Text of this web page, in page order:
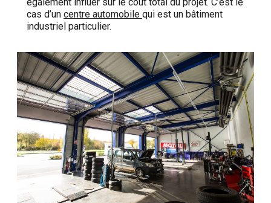
également influer sur le coût total du projet. C’est le
cas d’un centre automobile qui est un bâtiment
industriel particulier.